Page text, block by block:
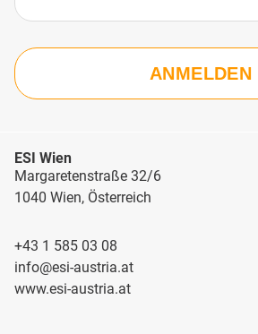
ESI Wien
Margaretenstraße 32/6
1040 Wien, Österreich
+43 1 585 03 08
info@esi-austria.at
www.esi-austria.at